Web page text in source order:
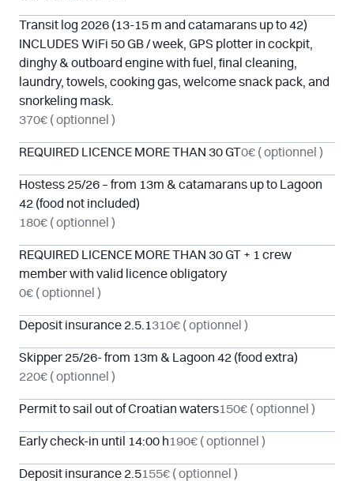
Transit log 2026 (13-15 m and catamarans up to 42)
INCLUDES WiFi 50 GB / week, GPS plotter in cockpit,
dinghy & outboard engine with fuel, final cleaning,
laundry, towels, cooking gas, welcome snack pack, and
snorkeling mask.
370€ ( optionnel )
REQUIRED LICENCE MORE THAN 30 GT0€ ( optionnel )
Hostess 25/26 – from 13m & catamarans up to Lagoon
42 (food not included)
180€ ( optionnel )
REQUIRED LICENCE MORE THAN 30 GT + 1 crew
member with valid licence obligatory
0€ ( optionnel )
Deposit insurance 2.5.1310€ ( optionnel )
Skipper 25/26- from 13m & Lagoon 42 (food extra)
220€ ( optionnel )
Permit to sail out of Croatian waters150€ ( optionnel )
Early check-in until 14:00 h190€ ( optionnel )
Deposit insurance 2.5155€ ( optionnel )